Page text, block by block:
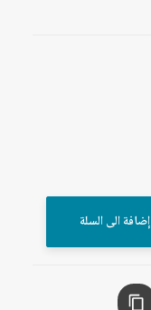
إضافة الى السلة